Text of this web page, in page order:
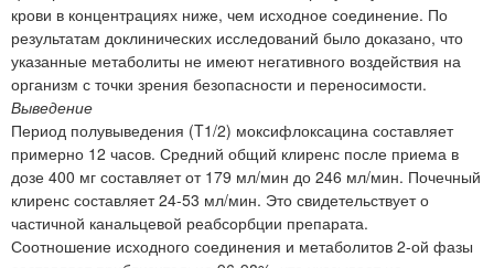
крови в концентрациях ниже, чем исходное соединение. По
результатам доклинических исследований было доказано, что
указанные метаболиты не имеют негативного воздействия на
организм с точки зрения безопасности и переносимости.
Выведение
Период полувыведения (T1/2) моксифлоксацина составляет
примерно 12 часов. Средний общий клиренс после приема в
дозе 400 мг составляет от 179 мл/мин до 246 мл/мин. Почечный
клиренс составляет 24-53 мл/мин. Это свидетельствует о
частичной канальцевой реабсорбции препарата.
Соотношение исходного соединения и метаболитов 2-ой фазы